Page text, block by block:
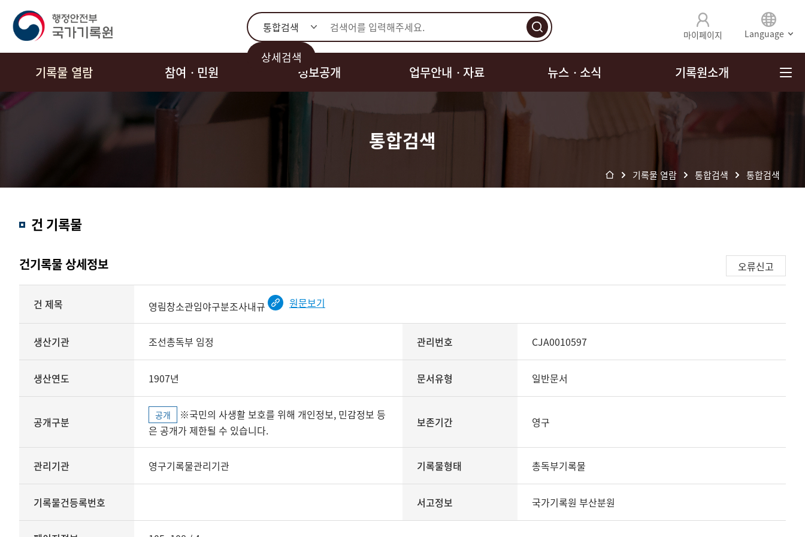
통합검색
상세검색
마이페이지 Language
기록물 열람 참여ㆍ민원 정보공개 업무안내ㆍ자료 뉴스ㆍ소식 기록원소개
통합검색
기록물 열람 통합검색 통합검색
검색건 기록물
건기록물 상세정보
오류신고
건 제목 영림창소관임야구분조사내규 원문보기
생산기관 조선총독부 임정 관리번호 CJA0010597
생산연도 1907년 문서유형 일반문서
공개구분 공개
은 공개가 제한될 수 있습니다.
보존기간 영구
관리기관 영구기록물관리기관 기록물형태 총독부기록물
기록물건등록번호 서고정보 국가기록원 부산분원